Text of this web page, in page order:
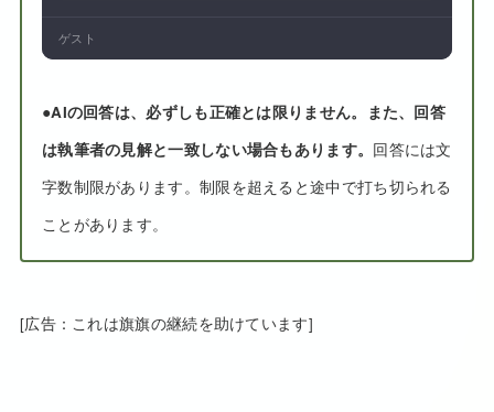
ゲスト
●AIの回答は、必ずしも正確とは限りません。また、回答
は執筆者の見解と一致しない場合もあります。 回答には文
字数制限があります。制限を超えると途中で打ち切られる
ことがあります。
[広告：これは旗旗の継続を助けています]